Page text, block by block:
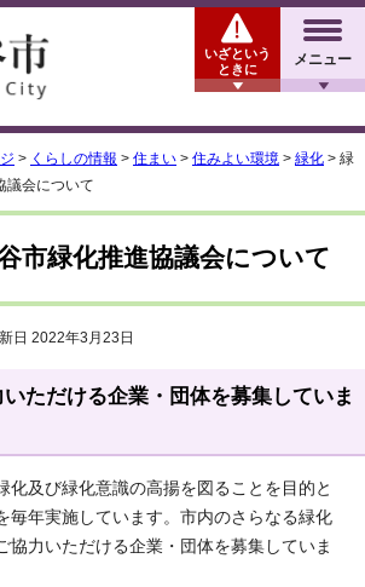
メニュー
いざという
ときに
> くらしの情報 > 住まい > 住みよい環境 > 緑化 > 緑
議会について
市緑化推進協議会について
日 2022年3月23日
ただける企業・団体を募集していま
化及び緑化意識の高揚を図ることを目的と
毎年実施しています。市内のさらなる緑化
協力いただける企業・団体を募集していま